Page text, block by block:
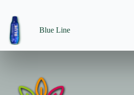
Blue Line